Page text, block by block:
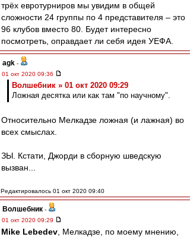
трёх евротурниров мы увидим в общей
сложности 24 группы по 4 представителя – это
96 клубов вместо 80. Будет интересно
посмотреть, оправдает ли себя идея УЕФА.
agk -
01 окт 2020 09:36
Волшебник » 01 окт 2020 09:29
Ложная десятка или как там "по научному".
Относительно Мелкадзе ложная (и лажная) во
всех смыслах.
ЗЫ. Кстати, Джорди в сборную шведскую
вызван...
Редактировалось 01 окт 2020 09:40
Волшебник -
01 окт 2020 09:29
Mike Lebedev , Мелкадзе, по моему мнению,